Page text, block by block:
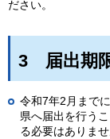
ださい。
3 届出期
令和7年2月まで
県へ届出を行う
る必要はありませ